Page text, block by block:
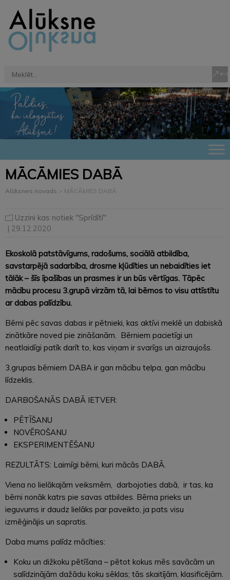
MĀCĀMIES DABĀ
Alūksnes novads > MĀCĀMIES DABĀ
Uzzini kas notiek "Sprīdītī"
| 29.12.2020
Ekoskolā patstāvīgums, radošums, sociālā atbildība,
savstarpējā sadarbība, drosme kļūdīties un nebaidīties iet
tālāk – šīs īpašības un prasmes ir un būs vērtīgas. Tāpēc
mācību procesu 3.grupā virzām tā, lai bērnos to visu attīstītu
ar dabas palīdzību.
Bērni pēc savas dabas ir pētnieki, kas aktīvi meklē un dabiskā
zinātkāre noved pie zināšanām. Bērniem pacietīgi un
neatlaidīgi patīk darīt to, kas viņam ir svarīgs un aizraujošs.
3.grupas bērniem DABA ir gan mācību telpa, gan mācību
līdzeklis.
DARBOŠANĀS DABĀ IETVER:
PĒTĪŠANU
NOVĒROŠANU
EKSPERIMENTĒŠANU
REZULTĀTS: Laimīgi bērni, kuri mācās DABĀ.
Viena no lielākajām veiksmēm, darbojoties dabā, ir tas, ka
bērni nonāk katrs pie savas atbildes. Bērna prieks un
ieguvums ir daudz lielāks par paveikto, ja pats visu
izmēģinājis un sapratis.
Daba mums palīdz mācīties:
Koku un dižkoku pētīšana – pētot kokus mēs savācām un
salīdzinājām dažādu koku sēklas; tās skaitījām, klasificējām.